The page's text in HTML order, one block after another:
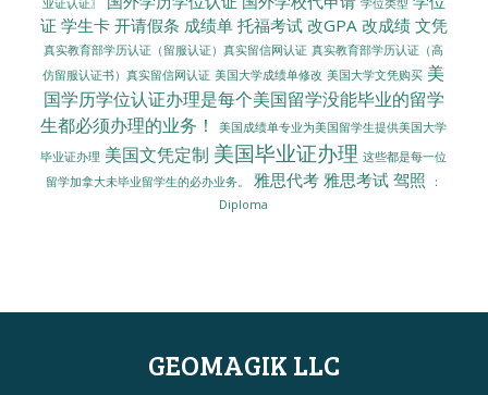
学位类型
证 学生卡 开请假条 成绩单 托福考试 改GPA 改成绩 文凭
真实教育部学历认证（留服认证）真实留信网认证 真实教育部学历认证（高
仿留服认证书）真实留信网认证 美国大学成绩单修改 美国大学文凭购买 美
国学历学位认证办理是每个美国留学没能毕业的留学
生都必须办理的业务！
美国成绩单专业为美国留学生提供美国大学
毕业证办理 美国文凭定制 美国毕业证办理 这些都是每一位
留学加拿大未毕业留学生的必办业务。
雅思代考 雅思考试 驾照
：
Diploma
GEOMAGIK LLC